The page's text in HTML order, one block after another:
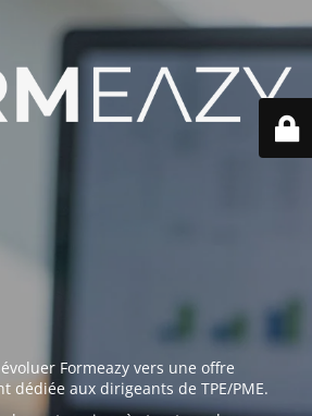
Formeazy vers une offre
dédiée aux dirigeants de TPE/PME.